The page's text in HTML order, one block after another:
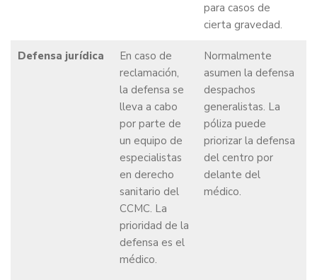
para casos de
cierta gravedad.
Defensa jurídica
En caso de
reclamación,
la defensa se
lleva a cabo
por parte de
un equipo de
especialistas
en derecho
sanitario del
CCMC. La
prioridad de la
defensa es el
médico.
Normalmente
asumen la defensa
despachos
generalistas. La
póliza puede
priorizar la defensa
del centro por
delante del
médico.